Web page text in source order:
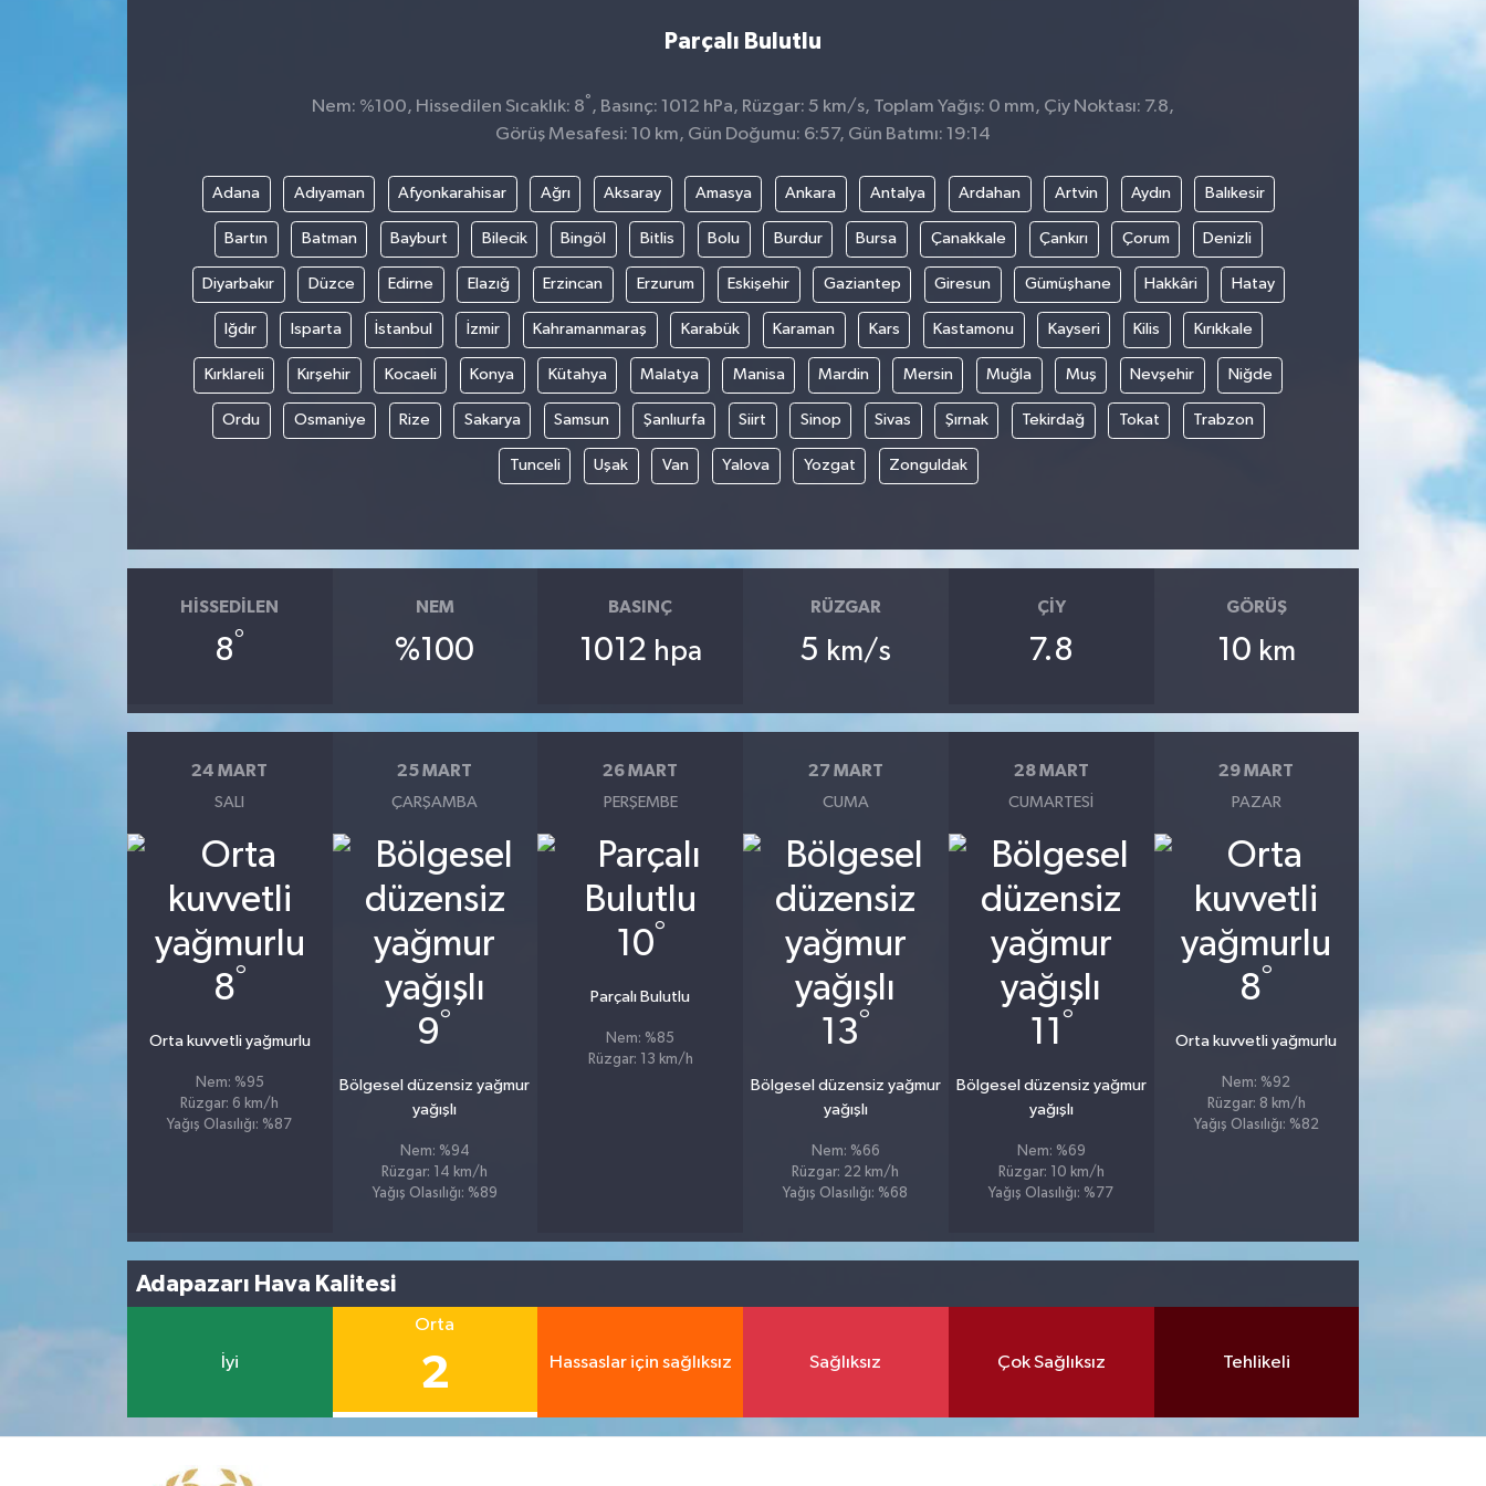
Parçalı Bulutlu
Nem: %100, Hissedilen Sıcaklık: 8° , Basınç: 1012 hPa, Rüzgar: 5 km/s, Toplam Yağış: 0 mm, Çiy Noktası: 7.8,
Görüş Mesafesi: 10 km, Gün Doğumu: 6:57, Gün Batımı: 19:14
Adana Adıyaman Afyonkarahisar Ağrı Aksaray Amasya Ankara Antalya Ardahan Artvin Aydın Balıkesir
Bartın Batman Bayburt Bilecik Bingöl Bitlis Bolu Burdur Bursa Çanakkale Çankırı Çorum Denizli
Diyarbakır Düzce Edirne Elazığ Erzincan Erzurum Eskişehir Gaziantep Giresun Gümüşhane Hakkâri Hatay
Iğdır Isparta İstanbul İzmir Kahramanmaraş Karabük Karaman Kars Kastamonu Kayseri Kilis Kırıkkale
Kırklareli Kırşehir Kocaeli Konya Kütahya Malatya Manisa Mardin Mersin Muğla Muş Nevşehir Niğde
Ordu Osmaniye Rize Sakarya Samsun Şanlıurfa Siirt Sinop Sivas Şırnak Tekirdağ Tokat Trabzon
Tunceli Uşak Van Yalova Yozgat Zonguldak
HISSEDILEN
8°
NEM
%100
BASINÇ
1012 hpa
RÜZGAR
5 km/s
ÇIY
7.8
GÖRÜŞ
10 km
24 MART
SALI
8°
Orta kuvvetli yağmurlu
Nem: %95
Rüzgar: 6 km/h
Yağış Olasılığı: %87
25 MART
ÇARŞAMBA
9°
Bölgesel düzensiz yağmur
yağışlı
Nem: %94
Rüzgar: 14 km/h
Yağış Olasılığı: %89
26 MART
PERŞEMBE
10°
Parçalı Bulutlu
Nem: %85
Rüzgar: 13 km/h
27 MART
CUMA
13°
Bölgesel düzensiz yağmur
yağışlı
Nem: %66
Rüzgar: 22 km/h
Yağış Olasılığı: %68
28 MART
CUMARTESI
11 °
Bölgesel düzensiz yağmur
yağışlı
Nem: %69
Rüzgar: 10 km/h
Yağış Olasılığı: %77
29 MART
PAZAR
8°
Orta kuvvetli yağmurlu
Nem: %92
Rüzgar: 8 km/h
Yağış Olasılığı: %82
Adapazarı Hava Kalitesi
İyi
Orta
2 Hassaslar için sağlıksız Sağlıksız Çok Sağlıksız Tehlikeli
PROJELER İNGİLİZCE
YEREL MEDYA RAPORU